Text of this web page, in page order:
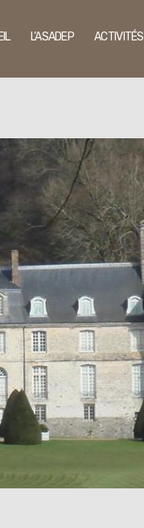
L’ASADEP ACTIVITÉS